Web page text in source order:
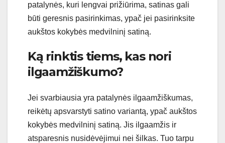
patalynės, kuri lengvai prižiūrima, satinas gali
būti geresnis pasirinkimas, ypač jei pasirinksite
aukštos kokybės medvilninį satiną.
Ką rinktis tiems, kas nori
ilgaamžiškumo?
Jei svarbiausia yra patalynės ilgaamžiškumas,
reikėtų apsvarstyti satino variantą, ypač aukštos
kokybės medvilninį satiną. Jis ilgaamžis ir
atsparesnis nusidėvėjimui nei šilkas. Tuo tarpu